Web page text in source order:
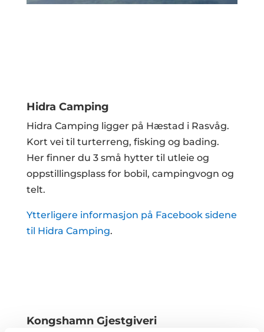
Hidra Camping
Hidra Camping ligger på Hæstad i Rasvåg.
Kort vei til turterreng, fisking og bading.
Her finner du 3 små hytter til utleie og
oppstillingsplass for bobil, campingvogn og
telt.
Ytterligere informasjon på Facebook sidene
til Hidra Camping.
Kongshamn Gjestgiveri